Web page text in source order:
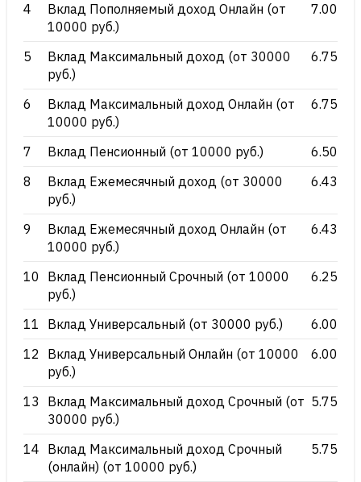
4
Вклад Пополняемый доход Онлайн (от
10000 руб.)
7.00
5
Вклад Максимальный доход (от 30000
руб.)
6.75
6
Вклад Максимальный доход Онлайн (от
10000 руб.)
6.75
7 Вклад Пенсионный (от 10000 руб.)
6.50
8
Вклад Ежемесячный доход (от 30000
руб.)
6.43
9
Вклад Ежемесячный доход Онлайн (от
10000 руб.)
6.43
10
Вклад Пенсионный Срочный (от 10000
руб.)
6.25
11 Вклад Универсальный (от 30000 руб.)
6.00
12 Вклад Универсальный Онлайн (от 10000
руб.)
6.00
13
Вклад Максимальный доход Срочный (от
30000 руб.)
5.75
14 Вклад Максимальный доход Срочный
(онлайн) (от 10000 руб.)
5.75